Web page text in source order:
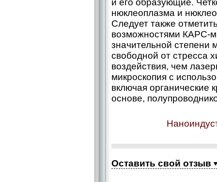
и его образующие.
нюклеоплазма и
Следует также
возможностями КАРС-
значительной степени
свободной от стресса
воздействия, чем
микроскопия с
включая органические
основе,
Оставить свой отзыв